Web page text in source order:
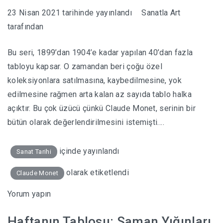
23 Nisan 2021 tarihinde yayınlandı
Sanatla Art
tarafından
Bu seri, 1899’dan 1904’e kadar yapılan 40’dan fazla
tabloyu kapsar. O zamandan beri çoğu özel
koleksiyonlara satılmasına, kaybedilmesine, yok
edilmesine rağmen arta kalan az sayıda tablo halka
açıktır. Bu çok üzücü çünkü Claude Monet, serinin bir
bütün olarak değerlendirilmesini istemişti….
Sanat Tarihi içinde yayınlandı
Claude Monet olarak etiketlendi
Yorum yapın